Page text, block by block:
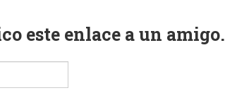
este enlace a un amigo.